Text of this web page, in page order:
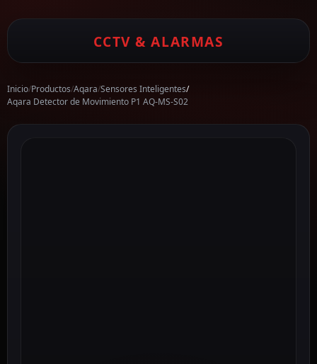
CCTV & ALARMAS
Inicio/Productos/Aqara/Sensores Inteligentes/
Aqara Detector de Movimiento P1 AQ-MS-S02